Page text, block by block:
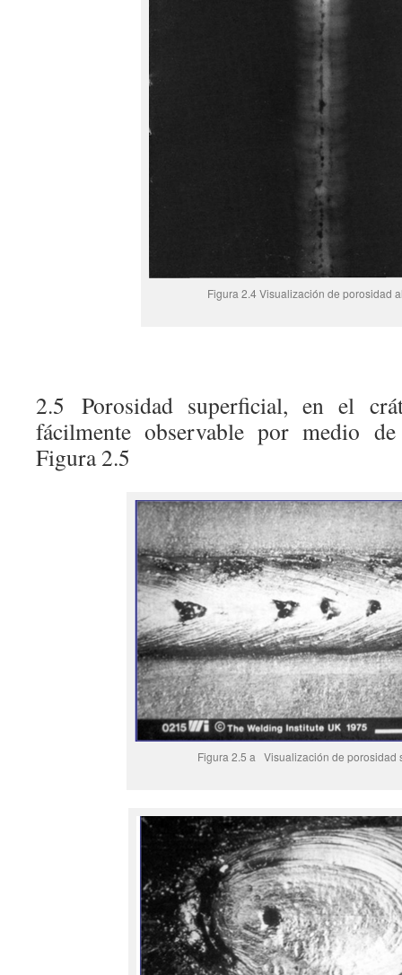
Figura 2.4 Visualización de porosidad
2.5 Porosidad superficial, en el
fácilmente observable por medio
Figura 2.5
Figura 2.5 a Visualización de porosidad